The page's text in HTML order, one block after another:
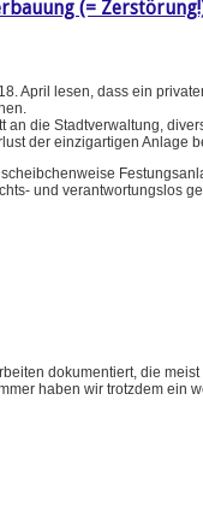
(=
April lesen, dass ein
die Stadtverwaltung,
der einzigartigen Anlage
und verantwortungslos
dokumentiert, die
haben wir trotzdem